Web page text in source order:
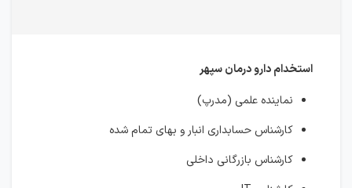
استخدام دارو درمان سپهر
نماینده علمی (مدرپ)
کارشناس حسابداری انبار و بهای تمام شده
کارشناس بازرگانی داخلی